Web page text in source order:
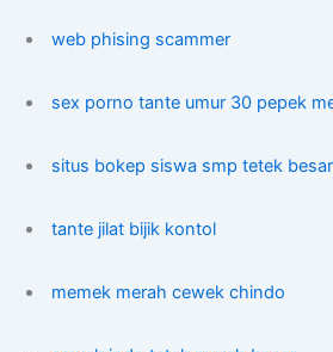
web phising scammer
sex porno tante umur 30 pepek
situs bokep siswa smp tetek besar
tante jilat bijik kontol
memek merah cewek chindo